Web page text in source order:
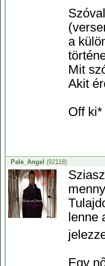
a
Mit
Akit
Off ki*
Pale_Angel (92118)
lenne
Egy